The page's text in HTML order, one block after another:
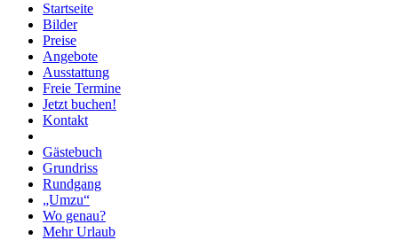
Startseite
Bilder
Preise
Angebote
Ausstattung
Freie Termine
Jetzt buchen!
Kontakt
Gästebuch
Grundriss
Rundgang
„Umzu“
Wo genau?
Mehr Urlaub